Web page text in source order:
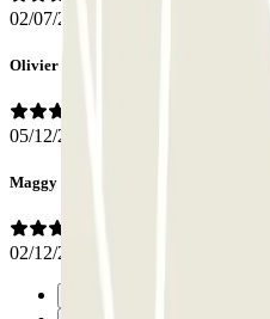
02/07/2026
Olivier
05/12/2025
Maggy
02/12/2025